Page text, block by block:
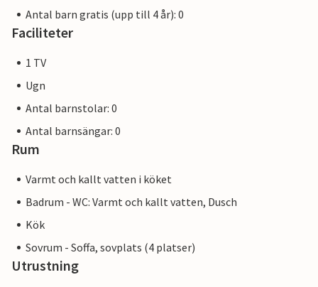
Antal barn gratis (upp till 4 år): 0
Faciliteter
1 TV
Ugn
Antal barnstolar: 0
Antal barnsängar: 0
Rum
Varmt och kallt vatten i köket
Badrum - WC: Varmt och kallt vatten, Dusch
Kök
Sovrum - Soffa, sovplats (4 platser)
Utrustning